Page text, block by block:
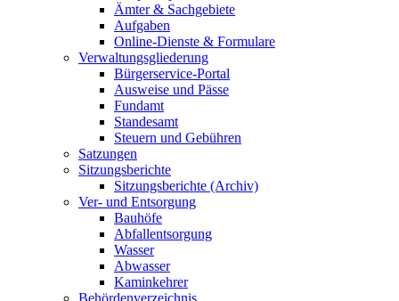
Ämter & Sachgebiete
Aufgaben
Online-Dienste & Formulare
Verwaltungsgliederung
Bürgerservice-Portal
Ausweise und Pässe
Fundamt
Standesamt
Steuern und Gebühren
Satzungen
Sitzungsberichte
Sitzungsberichte (Archiv)
Ver- und Entsorgung
Bauhöfe
Abfallentsorgung
Wasser
Abwasser
Kaminkehrer
Behördenverzeichnis